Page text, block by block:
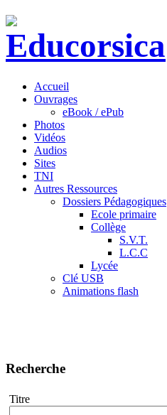
Accueil
Ouvrages
eBook / ePub
Photos
Vidéos
Audios
Sites
TNI
Autres Ressources
Dossiers Pédagogiques
Ecole primaire
Collège
S.V.T.
L.C.C
Lycée
Clé USB
Animations flash
Recherche
Titre